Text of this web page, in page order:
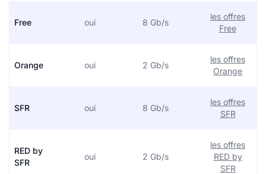
Free oui 8 Gb/s
les offres
Free
Orange oui 2 Gb/s
les offres
Orange
SFR oui 8 Gb/s
les offres
SFR
RED by
SFR
oui 2 Gb/s
les offres
RED by
SFR